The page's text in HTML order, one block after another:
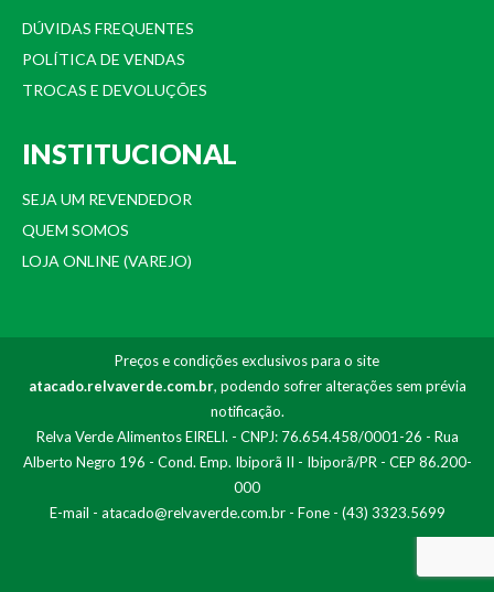
DÚVIDAS FREQUENTES
POLÍTICA DE VENDAS
TROCAS E DEVOLUÇÕES
INSTITUCIONAL
SEJA UM REVENDEDOR
QUEM SOMOS
LOJA ONLINE (VAREJO)
Preços e condições exclusivos para o site
atacado.relvaverde.com.br, podendo sofrer alterações sem prévia
notificação.
Relva Verde Alimentos EIRELI. - CNPJ: 76.654.458/0001-26 - Rua
Alberto Negro 196 - Cond. Emp. Ibiporã II - Ibiporã/PR - CEP 86.200-
000
E-mail - atacado@relvaverde.com.br- Fone - (43) 3323.5699